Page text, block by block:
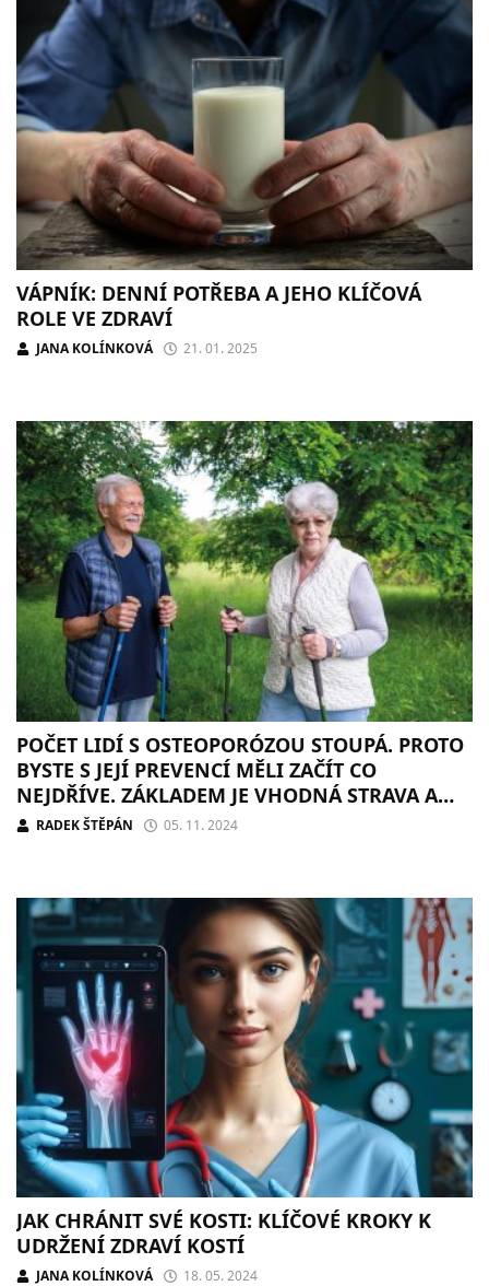
VÁPNÍK: DENNÍ POTŘEBA A JEHO KLÍČOVÁ
ROLE VE ZDRAVÍ
JANA KOLÍNKOVÁ 21. 01. 2025
POČET LIDÍ S OSTEOPORÓZOU STOUPÁ. PROTO
BYSTE S JEJÍ PREVENCÍ MĚLI ZAČÍT CO
NEJDŘÍVE. ZÁKLADEM JE VHODNÁ STRAVA A
DOSTATEK POHYBU
RADEK ŠTĚPÁN 05. 11. 2024
JAK CHRÁNIT SVÉ KOSTI: KLÍČOVÉ KROKY K
UDRŽENÍ ZDRAVÍ KOSTÍ
JANA KOLÍNKOVÁ 18. 05. 2024